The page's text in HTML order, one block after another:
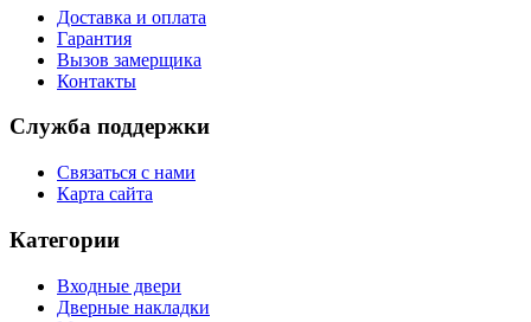
Доставка и оплата
Гарантия
Вызов замерщика
Контакты
Служба поддержки
Связаться с нами
Карта сайта
Категории
Входные двери
Дверные накладки